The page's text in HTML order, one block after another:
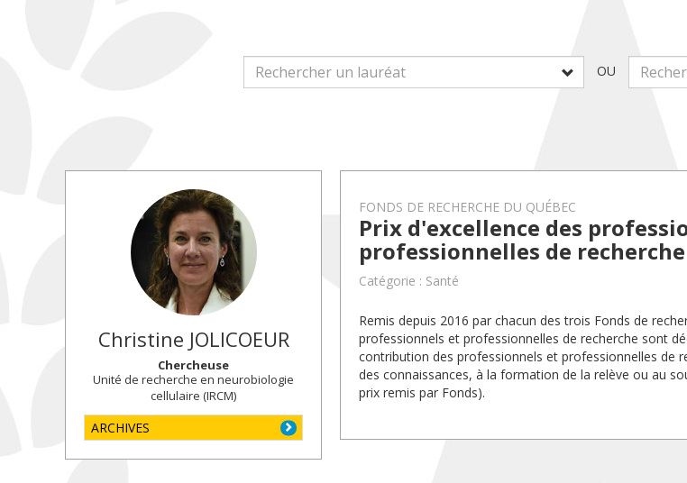
OU
Christine JOLICOEUR
Chercheuse
Unité de recherche en neurobiologie
cellulaire (IRCM)
ARCHIVES
FONDS DE RECHERCHE DU QUÉBEC
Prix d'excellence des
professionnelles de recherche
Catégorie : Santé
Remis depuis 2016 par chacun des trois Fonds de
professionnels et professionnelles de recherche sont
contribution des professionnels et professionnelles de
des connaissances, à la formation de la relève ou au
prix remis par Fonds).